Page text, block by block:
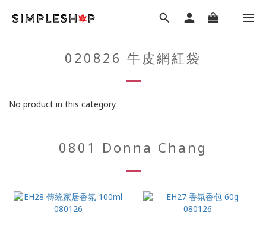
020826 牛皮網紅袋
No product in this category
0801 Donna Chang